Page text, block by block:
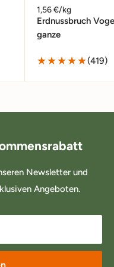
1,56 €/kg
Erdnussbruch
ganze
(419)
Newsletter und
Angeboten.